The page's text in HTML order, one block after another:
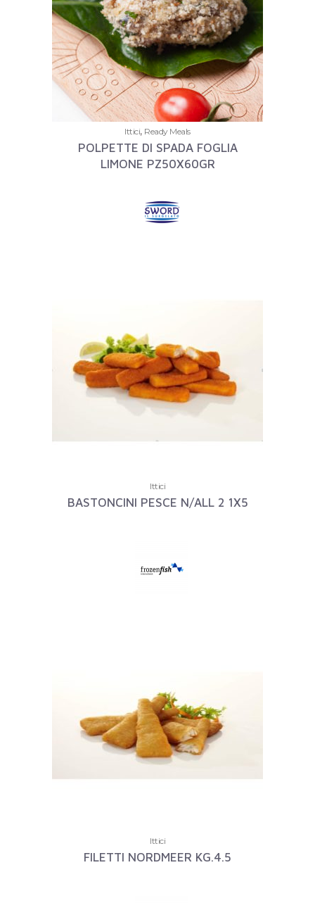
Ittici, Ready Meals
POLPETTE DI SPADA FOGLIA
LIMONE PZ50X60GR
Ittici
BASTONCINI PESCE N/ALL 2 1X5
Ittici
FILETTI NORDMEER KG.4.5